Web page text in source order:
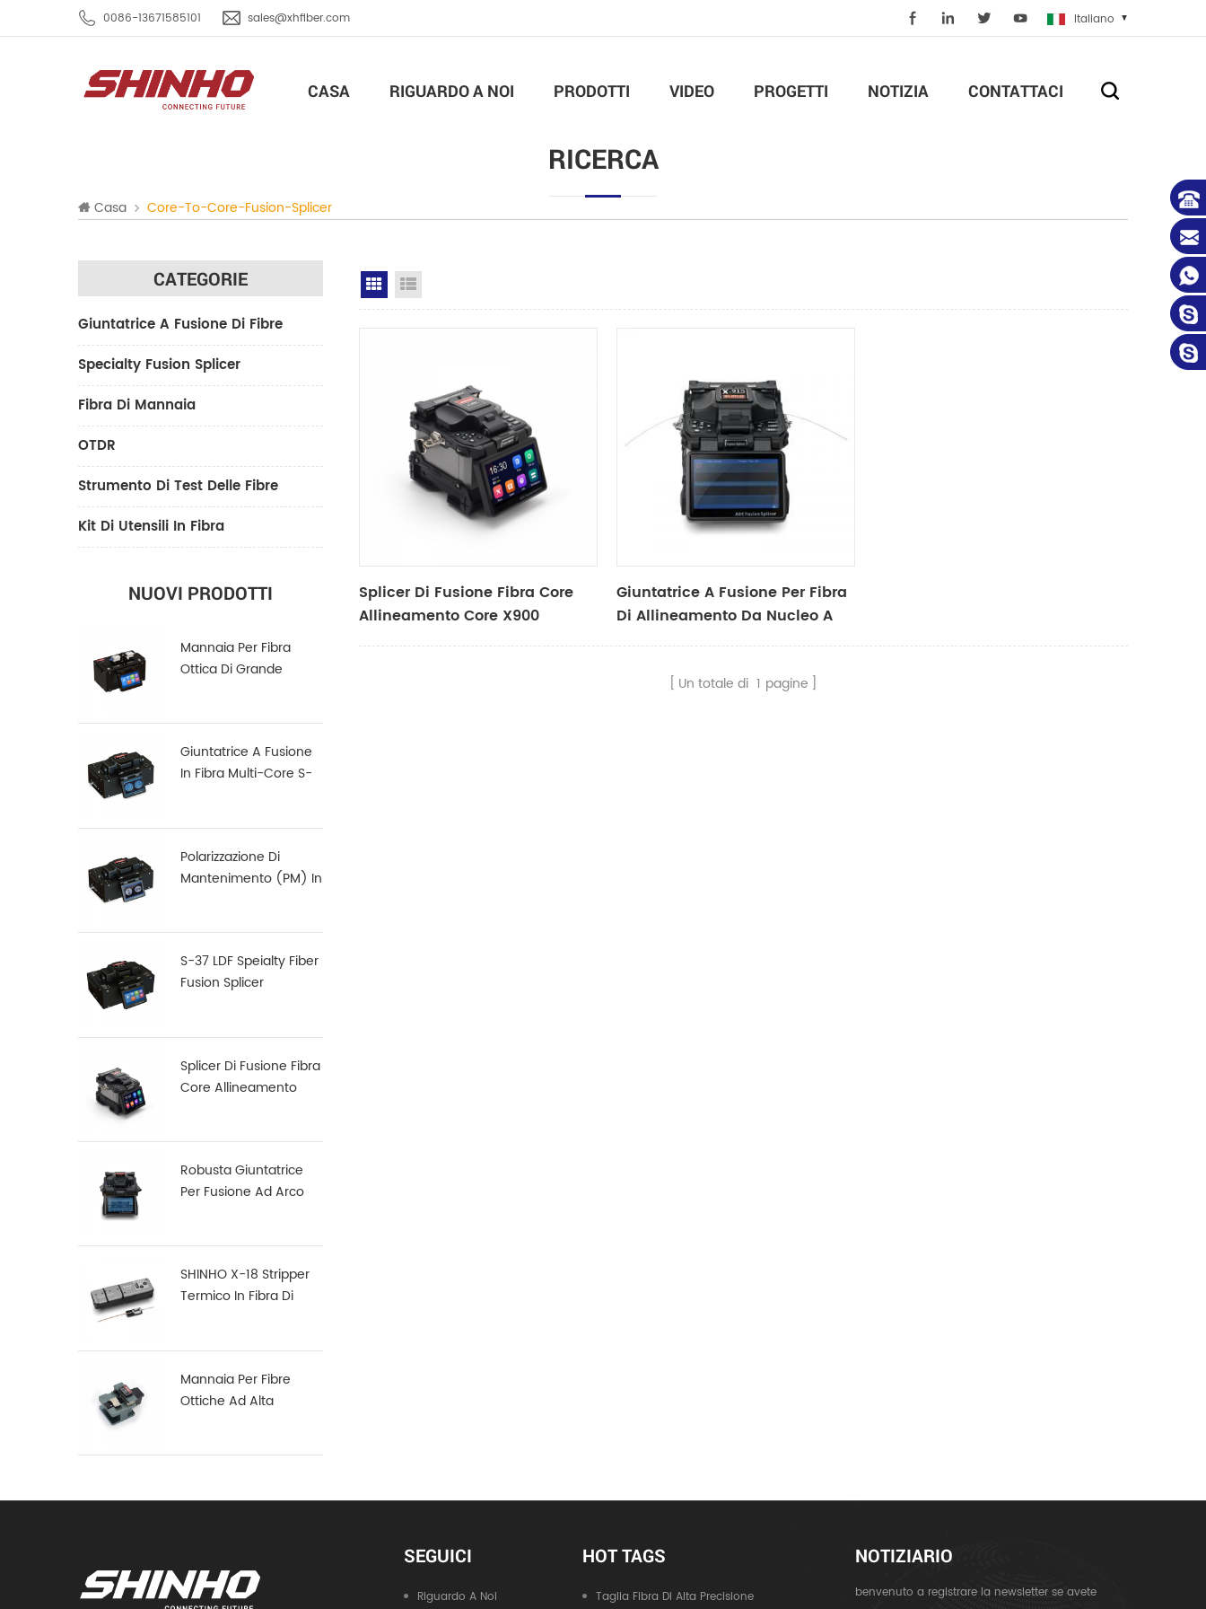
0086-13671585101 sales@xhfiber.com Italiano
CASA RIGUARDO A NOI PRODOTTI VIDEO PROGETTI NOTIZIA CONTATTACI
RICERCA
Casa Core-To-Core-Fusion-Splicer
CATEGORIE
Giuntatrice A Fusione Di Fibre
Specialty Fusion Splicer
Fibra Di Mannaia
OTDR
Strumento Di Test Delle Fibre
Kit Di Utensili In Fibra
NUOVI PRODOTTI
Mannaia Per Fibra
Ottica Di Grande
Giuntatrice A Fusione
In Fibra Multi-Core S-
Polarizzazione Di
Mantenimento (PM) In
S-37 LDF Speialty Fiber
Fusion Splicer
Splicer Di Fusione Fibra
Core Allineamento
Robusta Giuntatrice
Per Fusione Ad Arco
SHINHO X-18 Stripper
Termico In Fibra Di
Mannaia Per Fibre
Ottiche Ad Alta
Grid View
Splicer Di Fusione Fibra Core
Allineamento Core X900
Giuntatrice A Fusione Per Fibra
Di Allineamento Da Nucleo A
Un totale di 1 pagine
SEGUICI
Riguardo A Noi
HOT TAGS
Taglia Fibra Di Alta Precisione
NOTIZIARIO
benvenuto a registrare la newsletter se avete